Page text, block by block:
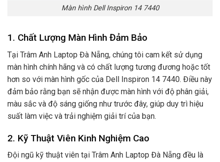
Màn hình Dell Inspiron 14 7440
1. Chất Lượng Màn Hình Đảm Bảo
Tại Trâm Anh Laptop Đà Nẵng, chúng tôi cam kết sử dụng
màn hình chính hãng và có chất lượng tương đương hoặc tốt
hơn so với màn hình gốc của Dell Inspiron 14 7440. Điều này
đảm bảo rằng bạn sẽ nhận được màn hình với độ phân giải,
màu sắc và độ sáng giống như trước đây, giúp duy trì hiệu
suất làm việc và trải nghiệm giải trí của bạn.
2. Kỹ Thuật Viên Kinh Nghiệm Cao
Đội ngũ kỹ thuật viên tại Trâm Anh Laptop Đà Nẵng đều là